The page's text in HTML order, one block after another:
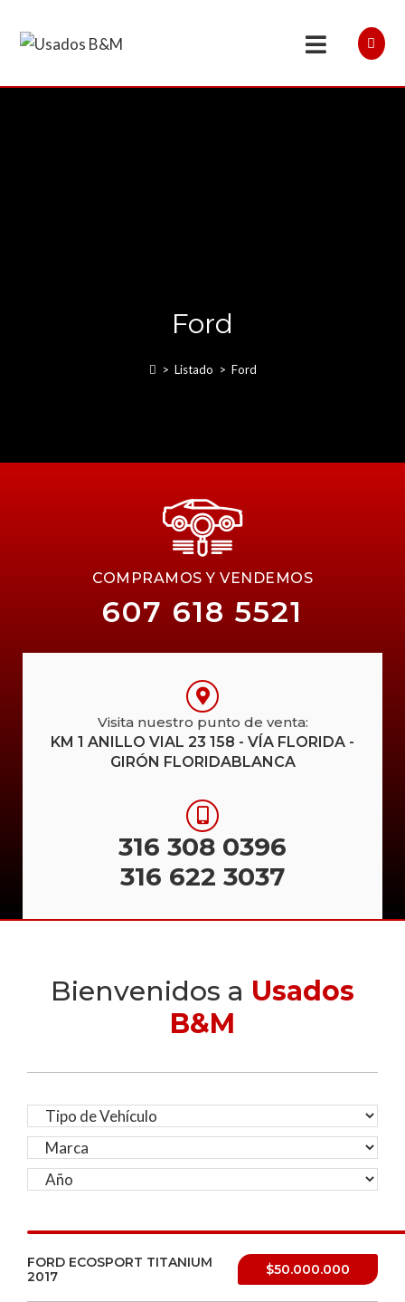
Ford
> Listado > Ford
COMPRAMOS Y VENDEMOS
607 618 5521
Visita nuestro punto de venta:
KM 1 ANILLO VIAL 23 158 - VÍA FLORIDA -
GIRÓN FLORIDABLANCA
316 308 0396
316 622 3037
Bienvenidos a Usados
B&M
FORD ECOSPORT TITANIUM
2017
$50.000.000